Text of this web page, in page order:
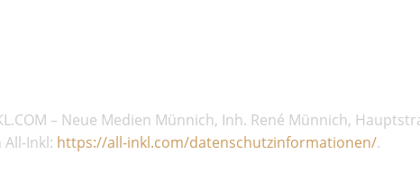
– Neue Medien Münnich, Inh. René Münnich,
Inkl: https://all-inkl.com/datenschutzinformationen/.